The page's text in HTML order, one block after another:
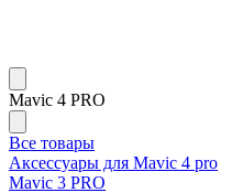
Mavic 4 PRO
Все товары
Аксессуары для Mavic 4 pro
Mavic 3 PRO